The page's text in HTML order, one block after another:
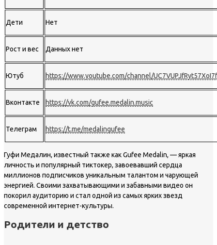
Дети Нет
Рост и вес Данных нет
Ютуб https://www.youtube.com/channel/
Вконтакте https://vk.com/gufee.medalin.music
Телеграм https://t.me/medalingufee
Гуфи Медалин, известный также как Gufee Medalin, — яркая
личность и популярный тиктокер, завоевавший сердца
миллионов подписчиков уникальным талантом и чарующей
энергией. Своими захватывающими и забавными видео он
покорил аудиторию и стал одной из самых ярких звезд
современной интернет-культуры.
Родители и детство